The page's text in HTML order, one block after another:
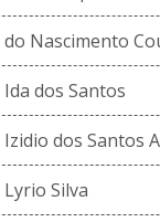
Nascimento
dos Santos
dos Santos
Silva